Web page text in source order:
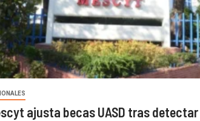
ajusta becas UASD tras detectar